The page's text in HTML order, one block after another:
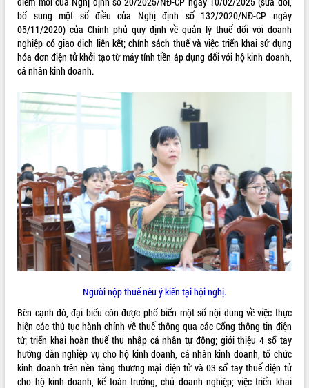
niệm 101 năm Ngày Báo chí Cách
mạng Việt Nam
Đắk Lắk sơ kết 4 năm triển khai thực
hiện Đề án 06 của Chính phủ
Họp báo thông tin về Hội nghị Công bố
Lắk
Khơi thông điểm nghẽn, đẩy nhanh
giải ngân vốn khắc phục thiên tai
hoạch tỉnh thời kỳ 2021-2030
Hội thảo góp ý hồ sơ điều chỉnh quy
hoạch tỉnh Đắk Lắk thời kỳ 2021-2030,
tầm nhìn đến năm 2050
Nâng cao hiệu quả hoạt động của các
doanh nghiệp nhà nước
Hội nghị triển khai kết nối mạng
truyền số liệu chuyên dùng phục vụ cơ
Lễ phát động chuỗi hoạt động chung
tay làm sạch môi trường
Xã Ea Kar bước chuyển mình trong
công tác cải cách hành chính mô hình
mới
UBND tỉnh họp báo định kỳ tháng 4
bổ sung một số điều của Nghị định số 132/2020/NĐ-CP ngày
05/11/2020) của Chính phủ quy định về quản lý thuế đối với doanh
nghiệp có giao dịch liên kết; chính sách thuế và việc triển khai sử dụng
hóa đơn điện tử khởi tạo từ máy tính tiền áp dụng đối với hộ kinh doanh,
cá nhân kinh doanh.
Người nộp thuế nêu ý kiến tại hội nghị.
Bên cạnh đó, đại biểu còn được phổ biến một số nội dung về việc thực
hiện các thủ tục hành chính về thuế thông qua các Cổng thông tin điện
tử; triển khai hoàn thuế thu nhập cá nhân tự động; giới thiệu 4 sổ tay
hướng dẫn nghiệp vụ cho hộ kinh doanh, cá nhân kinh doanh, tổ chức
kinh doanh trên nền tảng thương mại điện tử và 03 sổ tay thuế điện tử
cho hộ kinh doanh, kế toán trưởng, chủ doanh nghiệp; việc triển khai